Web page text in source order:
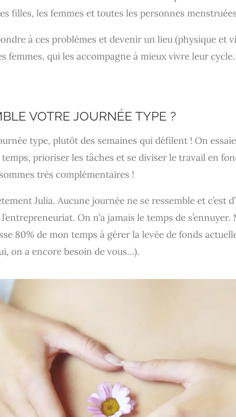
filles, les femmes et toutes les personnes
à ces problèmes et devenir un lieu (physique et
femmes, qui les accompagne à mieux vivre leur cycle.
VOTRE JOURNÉE TYPE ?
type, plutôt des semaines qui défilent ! On
prioriser les tâches et se diviser le travail en
très complémentaires !
Julia. Aucune journée ne se ressemble et c’est
On n’a jamais le temps de
80% de mon temps à gérer la levée de fonds
on a encore besoin de vous…).